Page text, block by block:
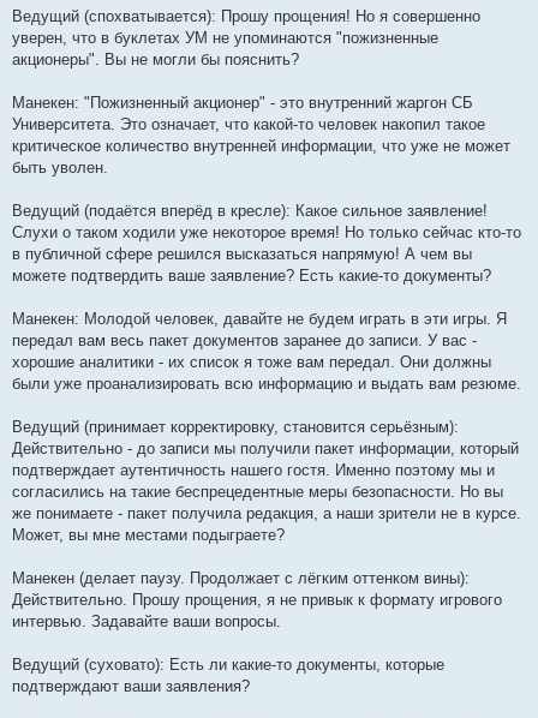
Ведущий (спохватывается): Прошу прощения! Но я совершенно
уверен, что в буклетах УМ не упоминаются "пожизненные
акционеры". Вы не могли бы пояснить?
Манекен: "Пожизненный акционер" - это внутренний жаргон СБ
Университета. Это означает, что какой-то человек накопил такое
критическое количество внутренней информации, что уже не может
быть уволен.
Ведущий (подаётся вперёд в кресле): Какое сильное заявление!
Слухи о таком ходили уже некоторое время! Но только сейчас кто-то
в публичной сфере решился высказаться напрямую! А чем вы
можете подтвердить ваше заявление? Есть какие-то документы?
Манекен: Молодой человек, давайте не будем играть в эти игры. Я
передал вам весь пакет документов заранее до записи. У вас -
хорошие аналитики - их список я тоже вам передал. Они должны
были уже проанализировать всю информацию и выдать вам резюме.
Ведущий (принимает корректировку, становится серьёзным):
Действительно - до записи мы получили пакет информации, который
подтверждает аутентичность нашего гостя. Именно поэтому мы и
согласились на такие беспрецедентные меры безопасности. Но вы
же понимаете - пакет получила редакция, а наши зрители не в курсе.
Может, вы мне местами подыграете?
Манекен (делает паузу. Продолжает с лёгким оттенком вины):
Действительно. Прошу прощения, я не привык к формату игрового
интервью. Задавайте ваши вопросы.
Ведущий (суховато): Есть ли какие-то документы, которые
подтверждают ваши заявления?